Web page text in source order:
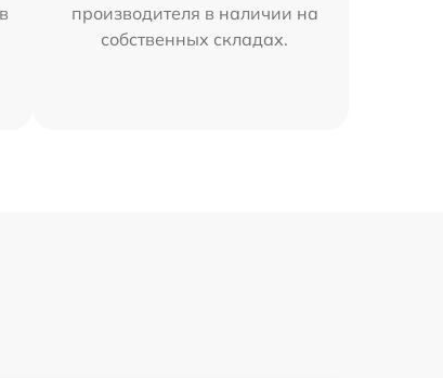
производителя в наличии на
собственных складах.